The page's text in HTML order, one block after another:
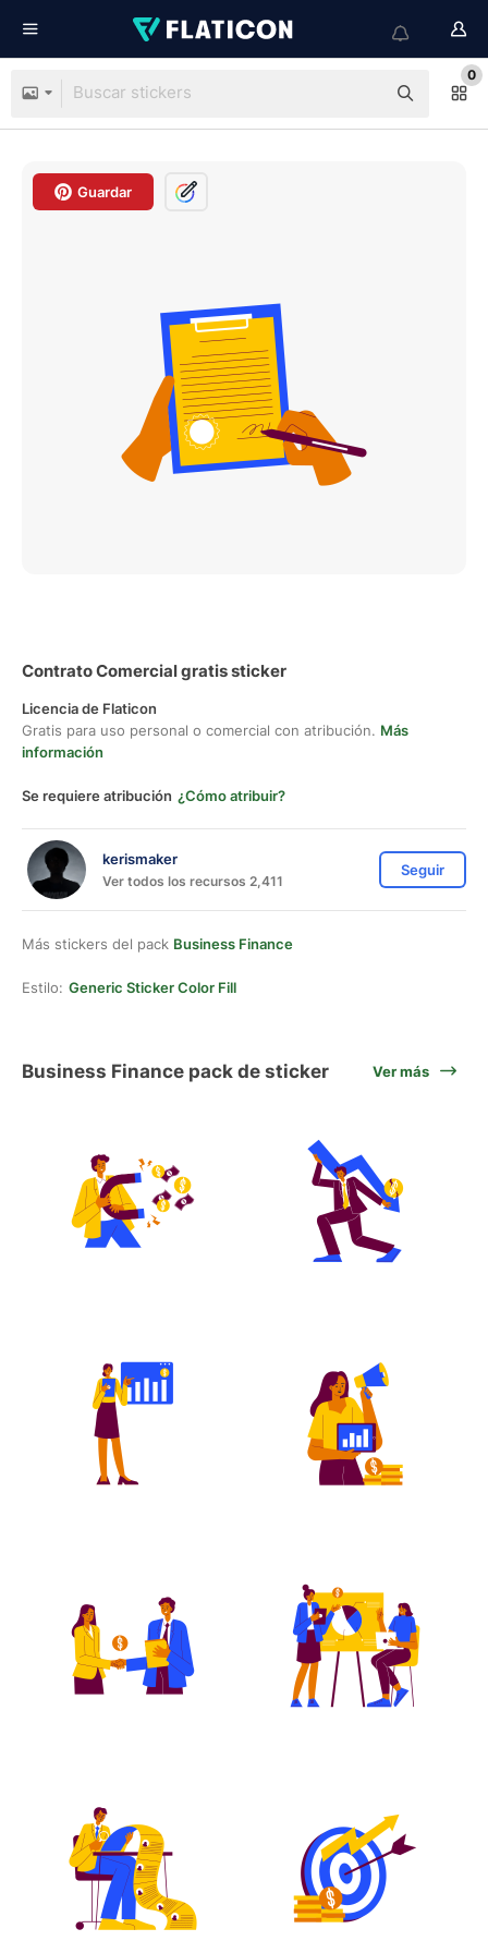
0
Guardar
Contrato Comercial gratis sticker
Licencia de Flaticon
Gratis para uso personal o comercial con atribución. Más
información
Se requiere atribución ¿Cómo atribuir?
kerismaker
Ver todos los recursos 2,411
Seguir
Más stickers del pack Business Finance
Estilo: Generic Sticker Color Fill
Business Finance pack de sticker Ver más